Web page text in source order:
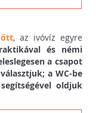
, az ivóvíz egyre
és némi
a csapot
a WC-be
oldjuk